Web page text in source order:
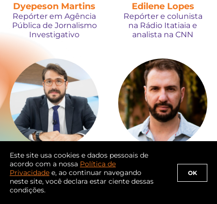
Dyepeson Martins
Repórter em Agência
Pública de Jornalismo
Investigativo
Edilene Lopes
Repórter e colunista
na Rádio Itatiaia e
analista na CNN
Eduardo Gonçalves
Repórter do jornal O
Globo em Brasília
Eduardo Goulart
Editor sênior de
investigações no
Este site usa cookies e dados pessoais de
acordo com a nossa Política de
Privacidade e, ao continuar navegando
neste site, você declara estar ciente dessas
condições.
OK